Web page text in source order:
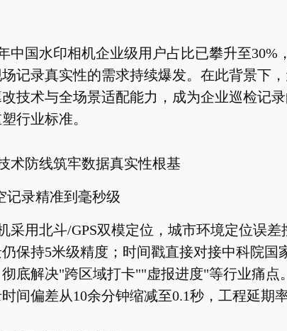
中国水印相机企业级用户占比已攀升至30%
记录真实性的需求持续爆发。在此背景下
技术与全场景适配能力，成为企业巡检记
行业标准。
术防线筑牢数据真实性根基
记录精准到毫秒级
采用北斗/GPS双模定位，城市环境定位误
保持5米级精度；时间戳直接对接中科院国
底解决"跨区域打卡""虚报进度"等行业痛点
间偏差从10余分钟缩减至0.1秒，工程延期率